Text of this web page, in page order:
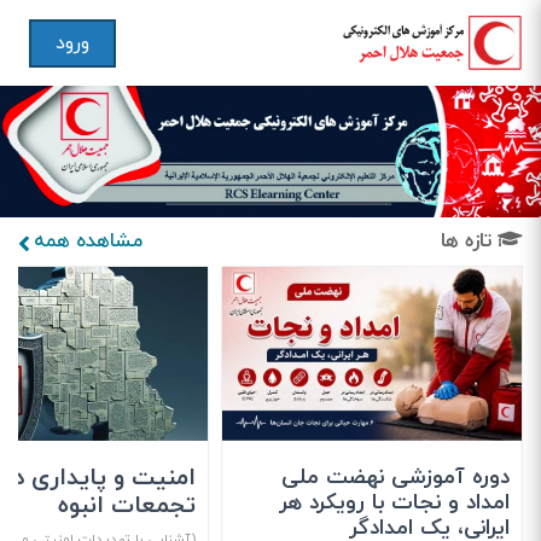
ورود
تازه ها مشاهده همه
دوره آموزشی نهضت ملی
امداد و نجات با رویکرد هر
ایرانی، یک امدادگر
امنیت و پایداری در
تجمعات انبوه